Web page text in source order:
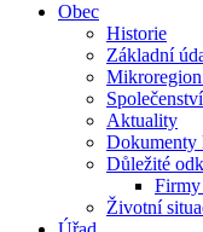
Obec
Historie
Základní
Mikroregion
Aktuality
Dokumenty
Důležité
Firmy
Životní